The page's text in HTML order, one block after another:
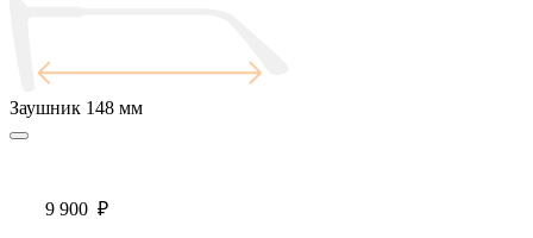
Заушник 148 мм
9 900 ₽